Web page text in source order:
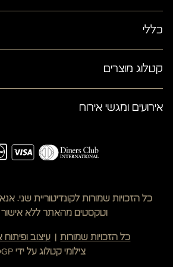
כללי
כשרות בד”ץ בית יוסף ורבנות ישראל
מאמרים
שאלות ותשובות
תקנון ביטול עסקה
שינוי/ביטול עסקה
מדיניות פרטיות
קטלוג מוצרים
קישים
אירועים ומגשי אירוח
כריכונים מפנקים
כל הזכויות שמורות לקונדיטוריית שני.
וטקסטים מהאתר ללא
כל הזכויות שמורות
עיצוב
צילומי קטלוג על ידי OGP